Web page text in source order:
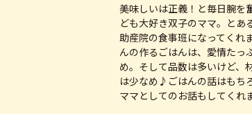
美味しいは正義！と毎日腕を
ども大好き双子のママ。とあ
助産院の食事班になってくれ
んの作るごはんは、愛情たっ
め。そして品数は多いけど、
は少なめ♪ごはんの話はもち
ママとしてのお話もしてくれ